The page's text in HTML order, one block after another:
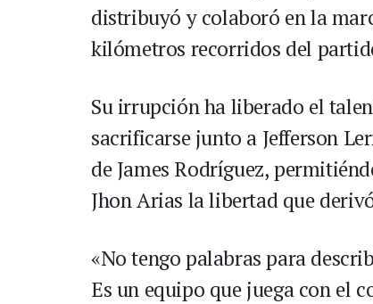
distribuyó y colaboró en la
kilómetros recorridos del
Su irrupción ha liberado el
sacrificarse junto a Jefferson
de James Rodríguez,
Jhon Arias la libertad que
«No tengo palabras para
Es un equipo que juega con el